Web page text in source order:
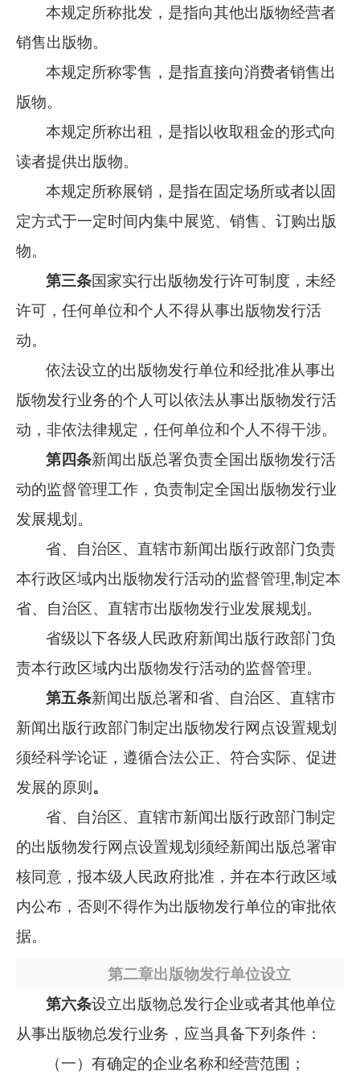
本规定所称批发，是指向其他出版物经营者
销售出版物。
本规定所称零售，是指直接向消费者销售出
版物。
本规定所称出租，是指以收取租金的形式向
读者提供出版物。
本规定所称展销，是指在固定场所或者以固
定方式于一定时间内集中展览、销售、订购出版
物。
第三条国家实行出版物发行许可制度，未经
许可，任何单位和个人不得从事出版物发行活
动。
依法设立的出版物发行单位和经批准从事出
版物发行业务的个人可以依法从事出版物发行活
动，非依法律规定，任何单位和个人不得干涉。
第四条新闻出版总署负责全国出版物发行活
动的监督管理工作，负责制定全国出版物发行业
发展规划。
省、自治区、直辖市新闻出版行政部门负责
本行政区域内出版物发行活动的监督管理,制定本
省、自治区、直辖市出版物发行业发展规划。
省级以下各级人民政府新闻出版行政部门负
责本行政区域内出版物发行活动的监督管理。
第五条新闻出版总署和省、自治区、直辖市
新闻出版行政部门制定出版物发行网点设置规划
须经科学论证，遵循合法公正、符合实际、促进
发展的原则 。
省、自治区、直辖市新闻出版行政部门制定
的出版物发行网点设置规划须经新闻出版总署审
核同意，报本级人民政府批准，并在本行政区域
内公布，否则不得作为出版物发行单位的审批依
据。
第二章出版物发行单位设立
第六条设立出版物总发行企业或者其他单位
从事出版物总发行业务，应当具备下列条件：
（一）有确定的企业名称和经营范围；